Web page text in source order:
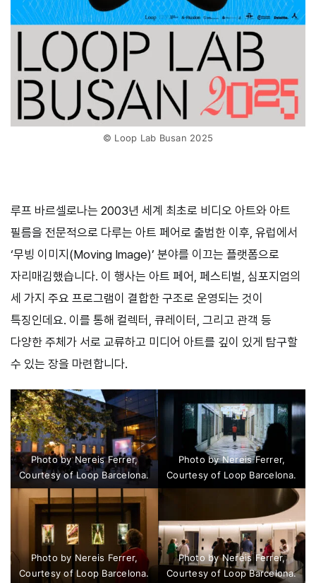
© Loop Lab Busan 2025
루프 바르셀로나는 2003년 세계 최초로 비디오 아트와 아트
필름을 전문적으로 다루는 아트 페어로 출범한 이후, 유럽에서
‘무빙 이미지(Moving Image)’ 분야를 이끄는 플랫폼으로
자리매김했습니다. 이 행사는 아트 페어, 페스티벌, 심포지엄의
세 가지 주요 프로그램이 결합한 구조로 운영되는 것이
특징인데요. 이를 통해 컬렉터, 큐레이터, 그리고 관객 등
다양한 주체가 서로 교류하고 미디어 아트를 깊이 있게 탐구할
수 있는 장을 마련합니다.
Photo by Nereis Ferrer,
Courtesy of Loop Barcelona.
Photo by Nereis Ferrer,
Courtesy of Loop Barcelona.
Photo by Nereis Ferrer,
Courtesy of Loop Barcelona.
Photo by Nereis Ferrer,
Courtesy of Loop Barcelona.